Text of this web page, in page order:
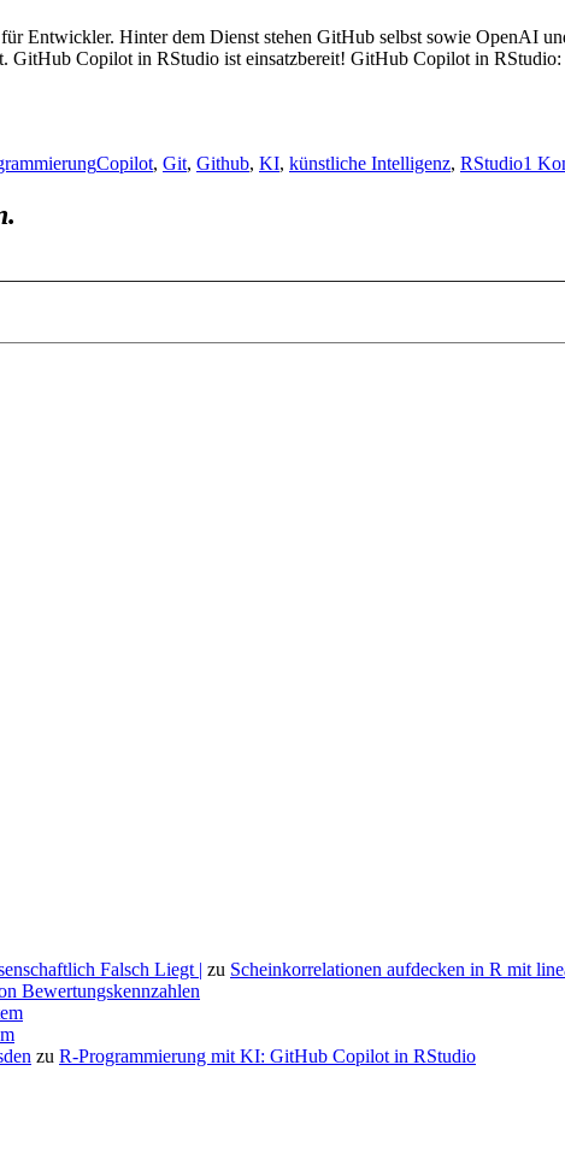
Entwickler. Hinter dem Dienst stehen GitHub selbst sowie OpenAI
Copilot in RStudio ist einsatzbereit! GitHub Copilot in
Copilot, Git, Github, KI, künstliche Intelligenz, RStudio1
Falsch Liegt | zu Scheinkorrelationen aufdecken in R mit
Bewertungskennzahlen
zu R-Programmierung mit KI: GitHub Copilot in RStudio